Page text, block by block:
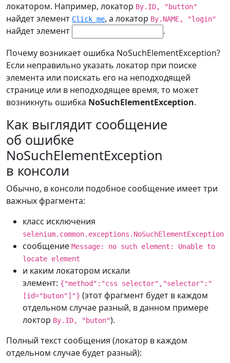
локатором. Например, локатор By.ID, "button"
найдет элемент Click me, а локатор By.NAME, "login"
найдет элемент
.
Почему возникает ошибка NoSuchElementException?
Если неправильно указать локатор при поиске
элемента или поискать его на неподходящей
странице или в неподходящее время, то может
возникнуть ошибка NoSuchElementException.
Как выглядит сообщение
об ошибке
NoSuchElementException
в консоли
Обычно, в консоли подобное сообщение имеет три
важных фрагмента:
класс исключения
selenium.common.exceptions.NoSuchElementException
сообщение Message: no such element: Unable to
locate element
и каким локатором искали
элемент: {"method":"css selector","selector":"
[id="buton"]"} (этот фрагмент будет в каждом
отдельном случае разный, в данном примере
локтор By.ID, "buton").
Полный текст сообщения (локатор в каждом
отдельном случае будет разный):